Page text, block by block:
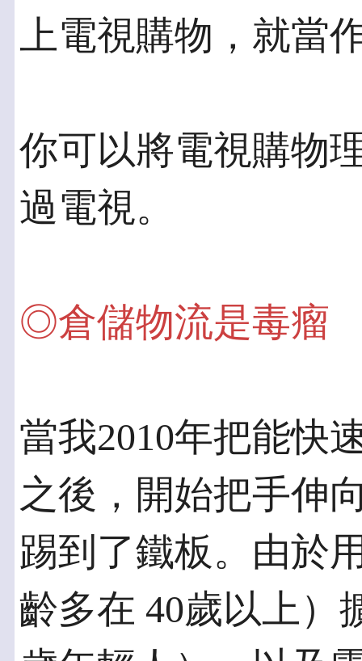
上電視購物，就當
你可以將電視購物
過電視。
◎倉儲物流是毒瘤
當我2010年把能快
之後，開始把手伸
踢到了鐵板。由於
齡多在 40歲以上）